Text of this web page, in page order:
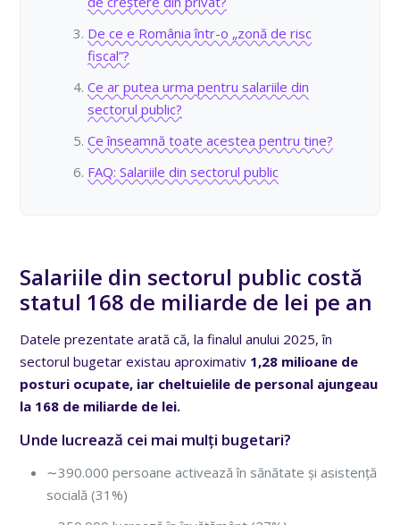
De ce e România într-o „zonă de risc
fiscal”?
Ce ar putea urma pentru salariile din
sectorul public?
Ce înseamnă toate acestea pentru tine?
FAQ: Salariile din sectorul public
Salariile din sectorul public costă
statul 168 de miliarde de lei pe an
Datele prezentate arată că, la finalul anului 2025, în
sectorul bugetar existau aproximativ 1,28 milioane de
posturi ocupate, iar cheltuielile de personal ajungeau
la 168 de miliarde de lei.
Unde lucrează cei mai mulți bugetari?
∼390.000 persoane activează în sănătate și asistență
socială (31%)